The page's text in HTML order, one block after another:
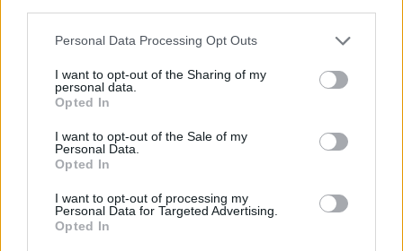
Please note that this website/app uses one or more Google
not limited to your visit or usage behaviour. You may click to
grant or deny consent to Google and its third-party tags to
use your data for below specified purposes in below Google
consent section.
Personal Data Processing Opt Outs
I want to opt-out of the Sharing of my
personal data.
Opted In
I want to opt-out of the Sale of my
Personal Data.
Opted In
I want to opt-out of processing my
Personal Data for Targeted Advertising.
Opted In